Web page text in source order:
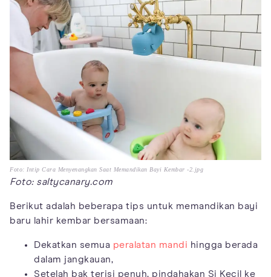
Foto: Intip Cara Menyenangkan Saat Memandikan Bayi Kembar -2.jpg
Foto: saltycanary.com
Berikut adalah beberapa tips untuk memandikan bayi
baru lahir kembar bersamaan:
Dekatkan semua peralatan mandi hingga berada
dalam jangkauan,
Setelah bak terisi penuh, pindahakan Si Kecil ke